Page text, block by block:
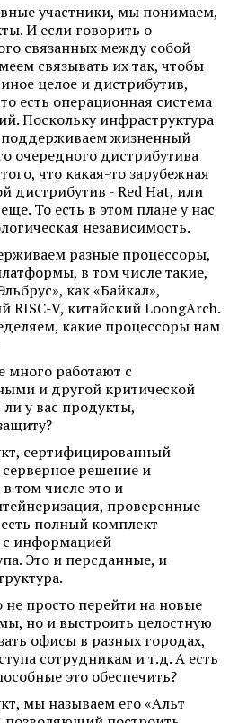
участники, мы понимаем,
И если говорить о
связанных между собой
связывать их так, чтобы
целое и дистрибутив,
есть операционная система
Поскольку инфраструктура
жизненный
очередного дистрибутива
что какая-то зарубежная
дистрибутив - Red Hat, или
То есть в этом плане у нас
независимость.
разные процессоры,
в том числе такие,
как «Байкал»,
RISC-V, китайский LoongArch.
какие процессоры нам
много работают с
и другой критической
у вас продукты,
сертифицированный
решение и
том числе это и
проверенные
полный комплект
информацией
Это и персданные, и
просто перейти на новые
но и выстроить целостную
офисы в разных городах,
сотрудникам и т.д. А есть
это обеспечить?
мы называем его «Альт